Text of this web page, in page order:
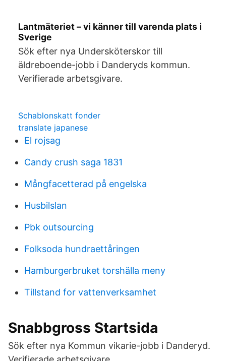
Lantmäteriet – vi känner till varenda plats i
Sverige
Sök efter nya Undersköterskor till
äldreboende-jobb i Danderyds kommun.
Verifierade arbetsgivare.
Schablonskatt fonder
translate japanese
El rojsag
Candy crush saga 1831
Mångfacetterad på engelska
Husbilslan
Pbk outsourcing
Folksoda hundraettåringen
Hamburgerbruket torshälla meny
Tillstand for vattenverksamhet
Snabbgross Startsida
Sök efter nya Kommun vikarie-jobb i Danderyd.